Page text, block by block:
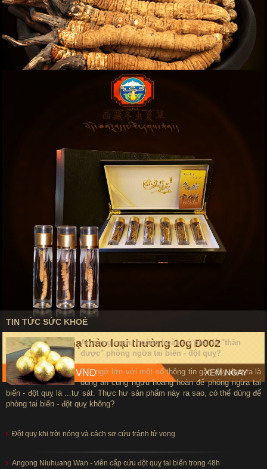
Thông tin chi tiết sản phẩm:
Đông trùng hạ thảo nguyên con cao cấp thượng
hạng loại 20g/hộp ( hộp 12 ống) D054
Giá: 42,000,000 VND
Đông trùng hạ thảo loại thường 10g D002
Giá: 11,500,000 VND XEM NGAY
TIN TỨC SỨC KHOẺ
An cung ngưu hoàng hoàn có phải là "thần
dược" phòng ngừa tai biến - đột quỵ?
Bất ngờ lớn với một số thông tin gần đây đưa ra là
dùng an cung ngưu hoàng hoàn để phòng ngừa tai
biến - đột quỵ là ...tự sát. Thực hư sản phẩm này ra sao, có thể dùng để
phòng tai biến - đột quỵ không?
Đột quỵ khi trời nóng và cách sơ cứu tránh tử vong
Angong Niuhuang Wan - viên cấp cứu đột quỵ tai biến trong 48h